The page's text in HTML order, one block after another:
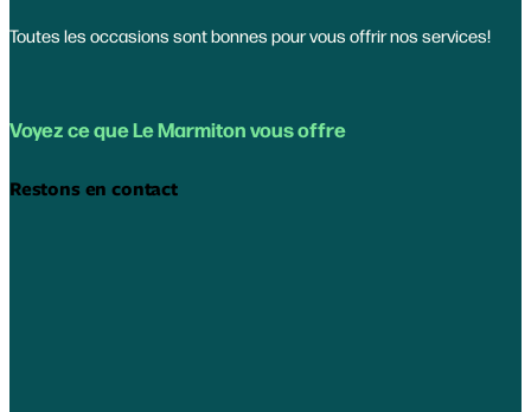
Toutes les occasions sont bonnes pour vous offrir nos services!
Voyez ce que Le Marmiton vous offre
Restons en contact